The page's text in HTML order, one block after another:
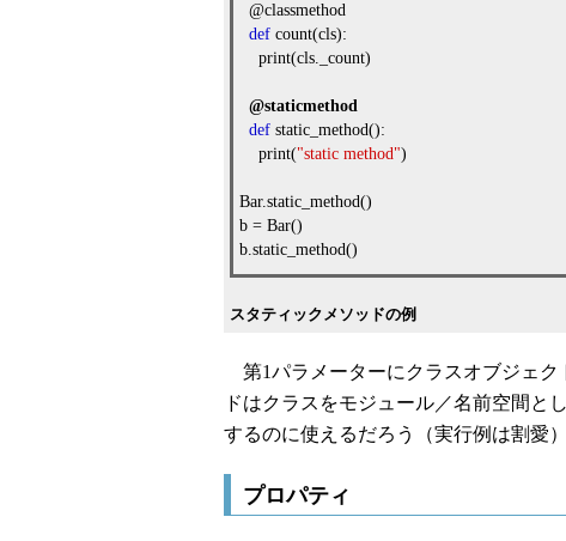
@classmethod
def count(cls):
print(cls._count)
@staticmethod
def static_method():
print("static method")
Bar.static_method()
b = Bar()
b.static_method()
スタティックメソッドの例
第1パラメーターにクラスオブジェク
ドはクラスをモジュール／名前空間と
するのに使えるだろう（実行例は割愛）
プロパティ